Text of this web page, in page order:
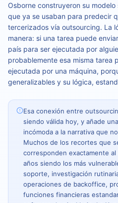
Osborne construyeron su
que ya se usaban para predecir
tercerizados vía outsourcing. La
manera: si una tarea puede
país para ser ejecutada por
probablemente esa misma tarea
ejecutada por una máquina,
generalizables y su lógica,
Esa conexión entre
siendo válida hoy, y añade
incómoda a la narrativa que
Muchos de los recortes que
corresponden exactamente
años siendo los más
soporte, investigación
operaciones de backoffice,
funciones financieras